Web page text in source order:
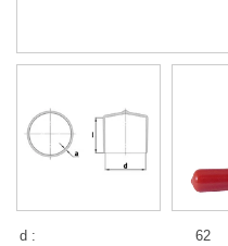
d :
62